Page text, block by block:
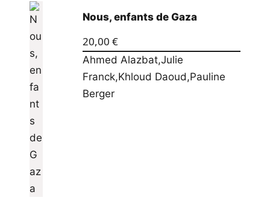
Nous, enfants de Gaza
20,00 €
Ahmed Alazbat,Julie
Franck,Khloud Daoud,Pauline
Berger